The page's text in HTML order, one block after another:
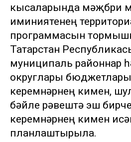
кысаларында мәҗбүри
иминиятенең
программасын
Татарстан
муниципаль районнар
округлары
керемнәрнең кимүен,
бәйле рәвештә эш
керемнәрнең кимүен
планлаштырыла.